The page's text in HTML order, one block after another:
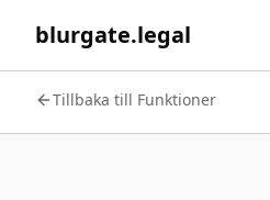
blurgate.legal
Tillbaka till Funktioner